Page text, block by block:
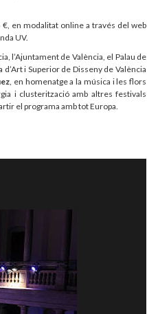
en modalitat online a través del web
UV.
l’Ajuntament de València, el Palau de
i Superior de Disseny de València
, en homenatge a la música i les flors
i clusterització amb altres festivals
el programa amb tot Europa.